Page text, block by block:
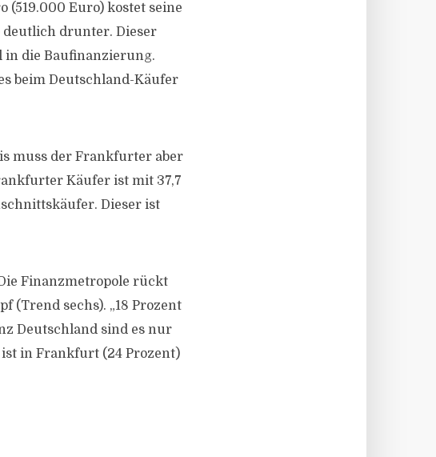
(519.000 Euro) kostet seine
drunter. Dieser
in die Baufinanzierung.
beim Deutschland-Käufer
muss der Frankfurter aber
Käufer ist mit 37,7
Dieser ist
Finanzmetropole rückt
(Trend sechs). „18 Prozent
Deutschland sind es nur
in Frankfurt (24 Prozent)